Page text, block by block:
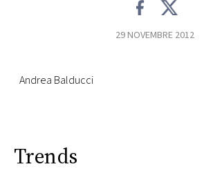
29 NOVEMBRE 2012
Andrea Balducci
Trends